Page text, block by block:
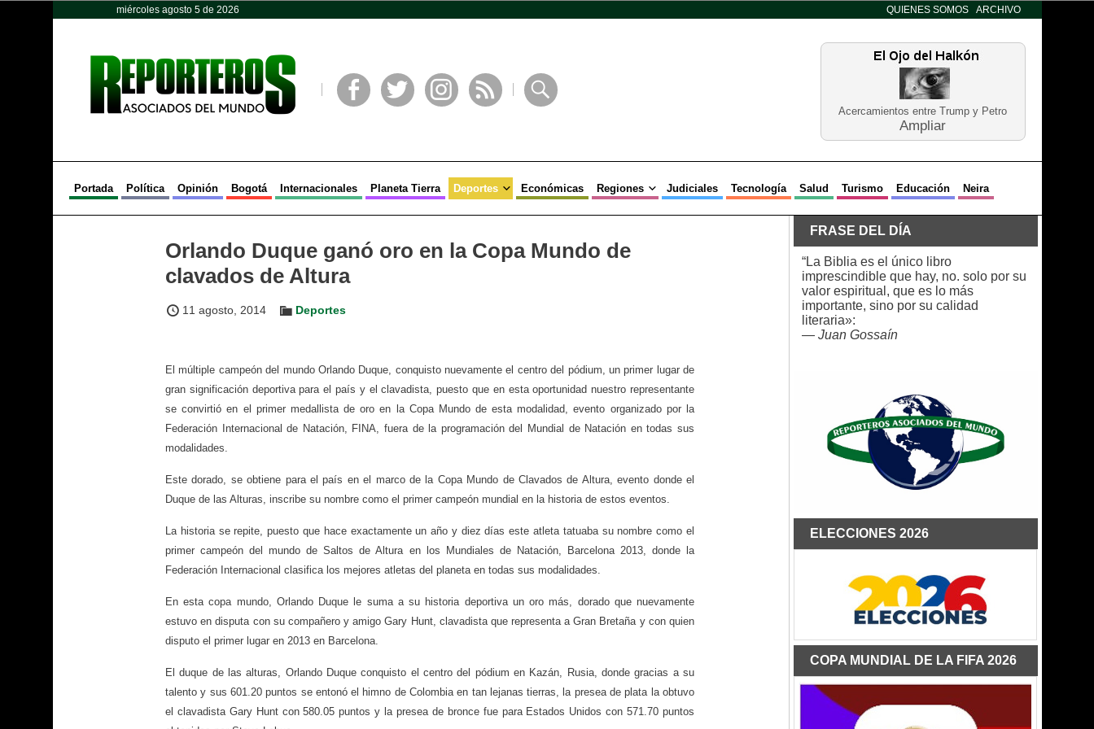
miércoles agosto 5 de 2026 QUIENES SOMOS ARCHIVO
Acercamientos entre Trump y Petro
Ampliar
Portada Política Opinión Bogotá Internacionales Planeta Tierra Deportes Económicas Regiones Judiciales Tecnología Salud Turismo Educación Neira
Orlando Duque ganó oro en la Copa Mundo de
clavados de Altura
11 agosto, 2014 Deportes
El múltiple campeón del mundo Orlando Duque, conquisto nuevamente el centro del pódium, un primer lugar de
gran significación deportiva para el país y el clavadista, puesto que en esta oportunidad nuestro representante
se convirtió en el primer medallista de oro en la Copa Mundo de esta modalidad, evento organizado por la
Federación Internacional de Natación, FINA, fuera de la programación del Mundial de Natación en todas sus
modalidades.
Este dorado, se obtiene para el país en el marco de la Copa Mundo de Clavados de Altura, evento donde el
Duque de las Alturas, inscribe su nombre como el primer campeón mundial en la historia de estos eventos.
La historia se repite, puesto que hace exactamente un año y diez días este atleta tatuaba su nombre como el
primer campeón del mundo de Saltos de Altura en los Mundiales de Natación, Barcelona 2013, donde la
Federación Internacional clasifica los mejores atletas del planeta en todas sus modalidades.
En esta copa mundo, Orlando Duque le suma a su historia deportiva un oro más, dorado que nuevamente
estuvo en disputa con su compañero y amigo Gary Hunt, clavadista que representa a Gran Bretaña y con quien
disputo el primer lugar en 2013 en Barcelona.
El duque de las alturas, Orlando Duque conquisto el centro del pódium en Kazán, Rusia, donde gracias a su
talento y sus 601.20 puntos se entonó el himno de Colombia en tan lejanas tierras, la presea de plata la obtuvo
el clavadista Gary Hunt con 580.05 puntos y la presea de bronce fue para Estados Unidos con 571.70 puntos
FRASE DEL DÍA
“La Biblia es el único libro
imprescindible que hay, no. solo por su
valor espiritual, que es lo más
importante, sino por su calidad
literaria»:
— Juan Gossaín
ELECCIONES 2026
COPA MUNDIAL DE LA FIFA 2026
Opinión Política